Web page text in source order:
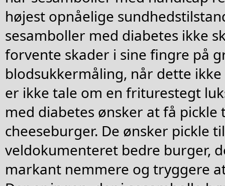
højest opnåelige
sesamboller med diabetes ikke
forvente skader i sine fingre på
blodsukkermåling, når dette
er ikke tale om en friturestegt
med diabetes ønsker at få pickle
cheeseburger. De ønsker pickle
veldokumenteret bedre burger,
markant nemmere og tryggere